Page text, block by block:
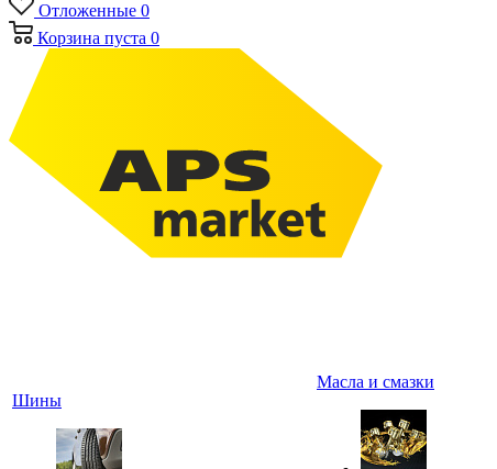
Отложенные 0
Корзина пуста 0
Шины
Масла и смазки